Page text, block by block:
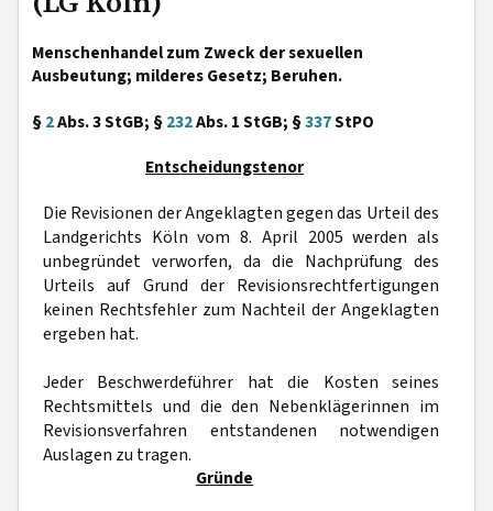
Menschenhandel zum Zweck der sexuellen
Ausbeutung; milderes Gesetz; Beruhen.
§2Abs. 3 StGB; §232Abs. 1 StGB; §337StPO
Entscheidungstenor
Die Revisionen der Angeklagten gegen das Urteil des
Landgerichts Köln vom 8. April 2005 werden als
unbegründet verworfen, da die Nachprüfung des
Urteils auf Grund der Revisionsrechtfertigungen
keinen Rechtsfehler zum Nachteil der Angeklagten
ergeben hat.
Jeder Beschwerdeführer hat die Kosten seines
Rechtsmittels und die den Nebenklägerinnen im
Revisionsverfahren entstandenen notwendigen
Auslagen zu tragen.
Gründe